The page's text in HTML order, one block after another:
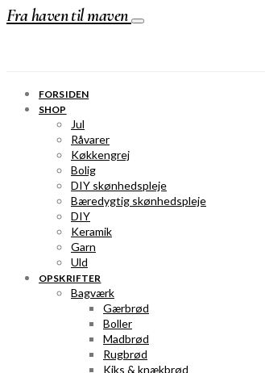
Fra haven til maven
FORSIDEN
SHOP
Jul
Råvarer
Køkkengrej
Bolig
DIY skønhedspleje
Bæredygtig skønhedspleje
DIY
Keramik
Garn
Uld
OPSKRIFTER
Bagværk
Gærbrød
Boller
Madbrød
Rugbrød
Kiks & knækbrød